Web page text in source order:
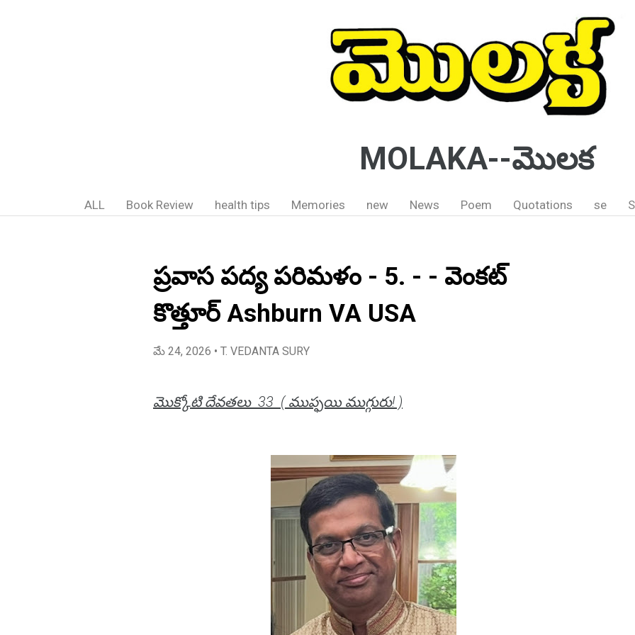
MOLAKA--మొలక
ALL Book Review health tips Memories new News Poem Quotations se
ప్రవాస పద్య పరిమళం - 5. - - వెంకట్
కొత్తూర్ Ashburn VA USA
మే 24, 2026 • T. VEDANTA SURY
మొక్కోటి దేవతలు 33 ( ముప్ఫయి ముగ్గురు! )